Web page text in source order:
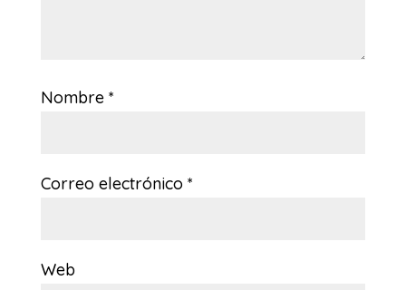
Nombre *
Correo electrónico *
Web